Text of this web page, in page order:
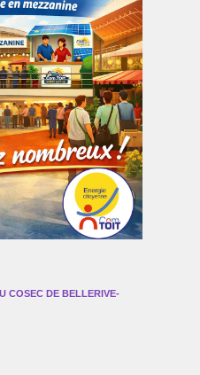
COSEC DE BELLERIVE-